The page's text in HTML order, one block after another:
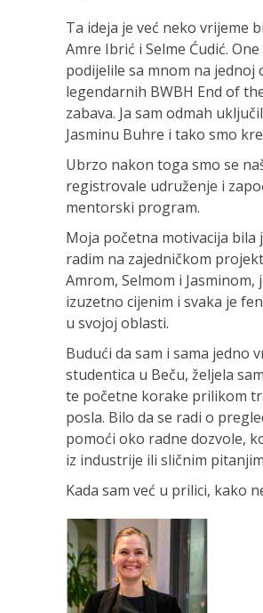
Ta ideja je već neko vrijeme
Amre Ibrić i Selme Ćudić. One
podijelile sa mnom na jednoj
legendarnih BWBH End of
zabava. Ja sam odmah
Jasminu Buhre i tako smo
Ubrzo nakon toga smo se
registrovale udruženje i
mentorski program.
Moja početna motivacija bila
radim na zajedničkom
Amrom, Selmom i Jasminom,
izuzetno cijenim i svaka je
u svojoj oblasti.
Budući da sam i sama jedno
studentica u Beču, željela
te početne korake prilikom
posla. Bilo da se radi o
pomoći oko radne dozvole,
iz industrije ili sličnim
Kada sam već u prilici, kako